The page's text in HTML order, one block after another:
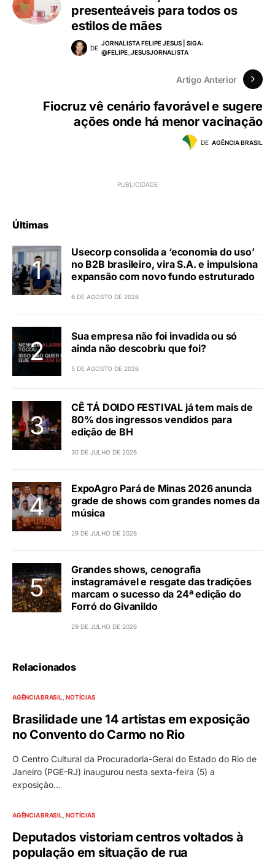
presenteáveis para todos os
estilos de mães
DE
JORNALISTA FELIPE JESUS | SIGA:
@FELIPE_JESUSJORNALISTA
Artigo Anterior
Fiocruz vê cenário favorável e sugere
ações onde há menor vacinação
DE AGÊNCIA BRASIL
Últimas
Usecorp consolida a ‘economia do uso’
no B2B brasileiro, vira S.A. e impulsiona
expansão com novo fundo estruturado
6 DE AGOSTO DE 2026
Sua empresa não foi invadida ou só
ainda não descobriu que foi?
5 DE AGOSTO DE 2026
CÊ TÁ DOIDO FESTIVAL já tem mais de
80% dos ingressos vendidos para
edição de BH
30 DE JULHO DE 2026
ExpoAgro Pará de Minas 2026 anuncia
grade de shows com grandes nomes da
música
29 DE JULHO DE 2026
Grandes shows, cenografia
instagramável e resgate das tradições
marcam o sucesso da 24ª edição do
Forró do Givanildo
29 DE JULHO DE 2026
Relacionados
AGÊNCIA BRASIL NOTÍCIAS
Brasilidade une 14 artistas em exposição
no Convento do Carmo no Rio
O Centro Cultural da Procuradoria-Geral do Estado do Rio de
Janeiro (PGE-RJ) inaugurou nesta sexta-feira (5) a
exposição…
AGÊNCIA BRASIL NOTÍCIAS
Deputados vistoriam centros voltados à
população em situação de rua